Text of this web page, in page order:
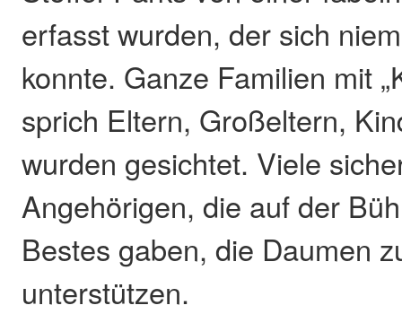
erfasst wurden, der sich
konnte. Ganze Familien mit
sprich Eltern, Großeltern,
wurden gesichtet. Viele
Angehörigen, die auf der
Bestes gaben, die Daumen
unterstützen.